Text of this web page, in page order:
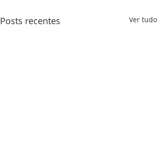
Posts recentes Ver tudo